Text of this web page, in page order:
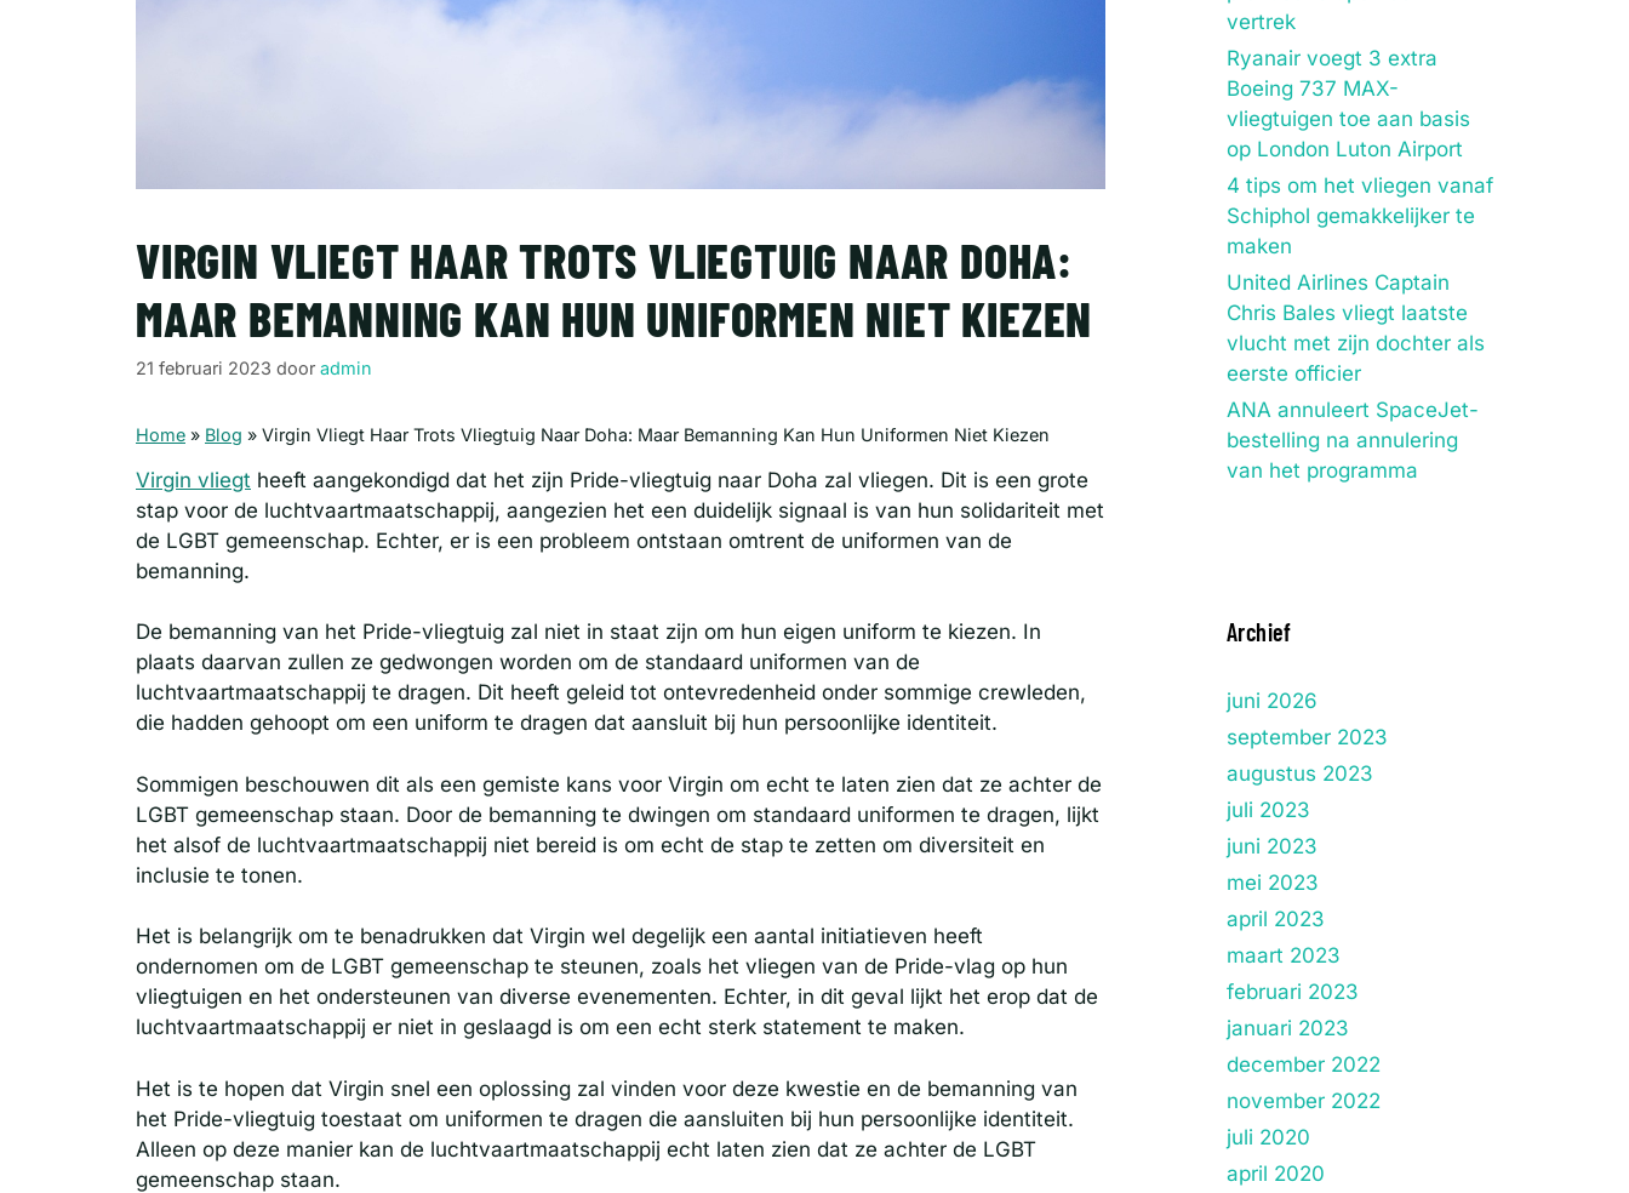
VIRGIN VLIEGT HAAR TROTS VLIEGTUIG NAAR DOHA:
MAAR BEMANNING KAN HUN UNIFORMEN NIET KIEZEN
21 februari 2023 door admin
Home » Blog » Virgin Vliegt Haar Trots Vliegtuig Naar Doha: Maar Bemanning Kan Hun Uniformen Niet Kiezen
Virgin vliegt heeft aangekondigd dat het zijn Pride-vliegtuig naar Doha zal vliegen. Dit is een grote
stap voor de luchtvaartmaatschappij, aangezien het een duidelijk signaal is van hun solidariteit met
de LGBT gemeenschap. Echter, er is een probleem ontstaan omtrent de uniformen van de
bemanning.
De bemanning van het Pride-vliegtuig zal niet in staat zijn om hun eigen uniform te kiezen. In
plaats daarvan zullen ze gedwongen worden om de standaard uniformen van de
luchtvaartmaatschappij te dragen. Dit heeft geleid tot ontevredenheid onder sommige crewleden,
die hadden gehoopt om een uniform te dragen dat aansluit bij hun persoonlijke identiteit.
Sommigen beschouwen dit als een gemiste kans voor Virgin om echt te laten zien dat ze achter de
LGBT gemeenschap staan. Door de bemanning te dwingen om standaard uniformen te dragen, lijkt
het alsof de luchtvaartmaatschappij niet bereid is om echt de stap te zetten om diversiteit en
inclusie te tonen.
Het is belangrijk om te benadrukken dat Virgin wel degelijk een aantal initiatieven heeft
ondernomen om de LGBT gemeenschap te steunen, zoals het vliegen van de Pride-vlag op hun
vliegtuigen en het ondersteunen van diverse evenementen. Echter, in dit geval lijkt het erop dat de
luchtvaartmaatschappij er niet in geslaagd is om een echt sterk statement te maken.
Het is te hopen dat Virgin snel een oplossing zal vinden voor deze kwestie en de bemanning van
het Pride-vliegtuig toestaat om uniformen te dragen die aansluiten bij hun persoonlijke identiteit.
Alleen op deze manier kan de luchtvaartmaatschappij echt laten zien dat ze achter de LGBT
gemeenschap staan.
vertrek
Ryanair voegt 3 extra
Boeing 737 MAX-
vliegtuigen toe aan basis
op London Luton Airport
4 tips om het vliegen vanaf
Schiphol gemakkelijker te
maken
United Airlines Captain
Chris Bales vliegt laatste
vlucht met zijn dochter als
eerste officier
ANA annuleert SpaceJet-
bestelling na annulering
van het programma
Archief
juni 2026
september 2023
augustus 2023
juli 2023
juni 2023
mei 2023
april 2023
maart 2023
februari 2023
januari 2023
december 2022
november 2022
juli 2020
april 2020